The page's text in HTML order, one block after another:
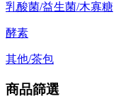
乳酸菌/益生菌/木寡糖
酵素
其他/茶包
商品篩選